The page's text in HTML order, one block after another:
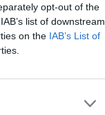
opt-out of the
list of downstream
on the IAB’s List of
?